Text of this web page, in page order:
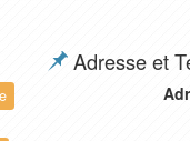
Adresse et